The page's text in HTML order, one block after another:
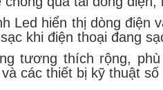
Led hiển thị dòng điện
khi điện thoại đang
tương thích rộng,
các thiết bị kỹ thuật số